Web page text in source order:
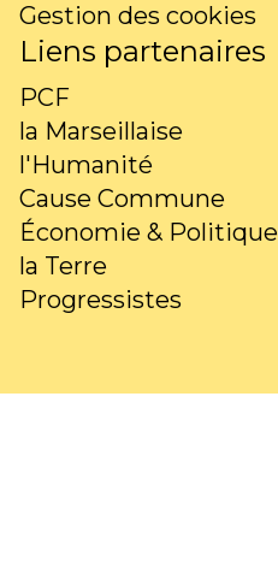
Gestion des cookies
Liens partenaires
PCF
la Marseillaise
l'Humanité
Cause Commune
Économie & Politique
la Terre
Progressistes